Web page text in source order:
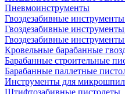
Пневмоинструменты
Гвоздезабивные
Гвоздезабивные
Гвоздезабивные
Кровельные барабанные
Барабанные строительные
Барабанные паллетные
Инструменты для
Штифтозабивные пистолеты